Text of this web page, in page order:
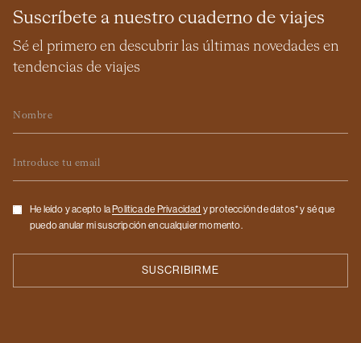
Suscríbete a nuestro cuaderno de viajes
Sé el primero en descubrir las últimas novedades en
tendencias de viajes
Checkbox
He leído y acepto la Politica de Privacidad y protección de datos* y sé que
puedo anular mi suscripción en cualquier momento.